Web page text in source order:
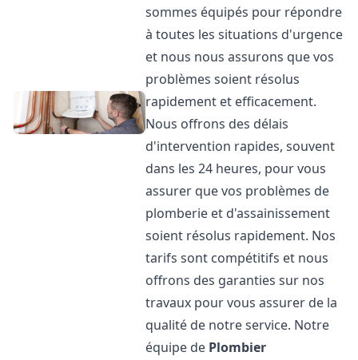
sommes équipés pour répondre
à toutes les situations d'urgence
et nous nous assurons que vos
problèmes soient résolus
rapidement et efficacement.
Nous offrons des délais
d'intervention rapides, souvent
dans les 24 heures, pour vous
assurer que vos problèmes de
plomberie et d'assainissement
soient résolus rapidement. Nos
tarifs sont compétitifs et nous
offrons des garanties sur nos
travaux pour vous assurer de la
qualité de notre service. Notre
équipe de Plombier